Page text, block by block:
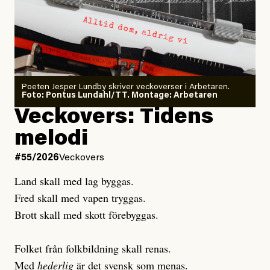
#54/2026Debatt
Sensationalism när ETC
granskar vänstern
Publicerad6 August, 2026
Uppdaterad6 August, 2026
Dödsolyckorna har slutat
minska
Joel Kellgren
Publicerad3 August, 2026
Uppdaterad3 August, 2026
Poeten Jesper Lundby skriver veckoverser i Arbetaren.
Foto: Pontus Lundahl/TT. Montage: Arbetaren
Veckovers: Tidens
melodi
#55/2026Veckovers
Land skall med lag byggas.
Fred skall med vapen tryggas.
Brott skall med skott förebyggas.
Folket från folkbildning skall renas.
Med hederlig är det svensk som menas.